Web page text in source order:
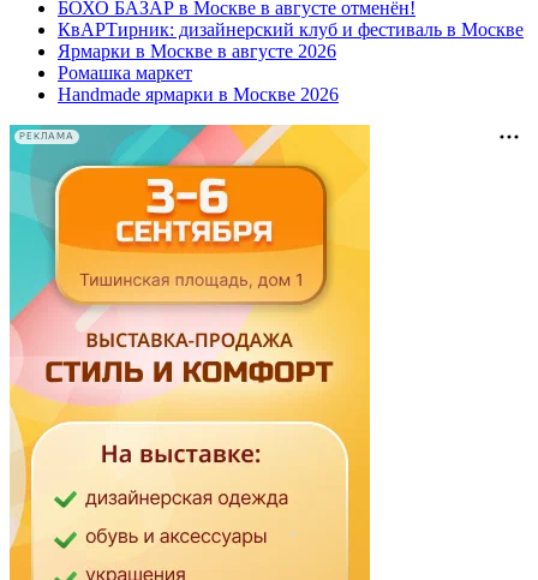
БОХО БАЗАР в Москве в августе отменён!
КвАРТирник: дизайнерский клуб и фестиваль в Москве
Ярмарки в Москве в августе 2026
Ромашка маркет
Handmade ярмарки в Москве 2026
РЕКЛАМА